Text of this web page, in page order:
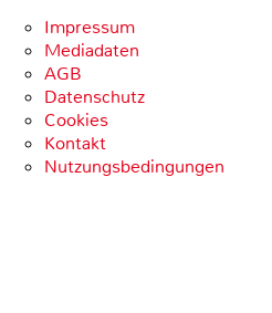
Impressum
Mediadaten
AGB
Datenschutz
Cookies
Kontakt
Nutzungsbedingungen